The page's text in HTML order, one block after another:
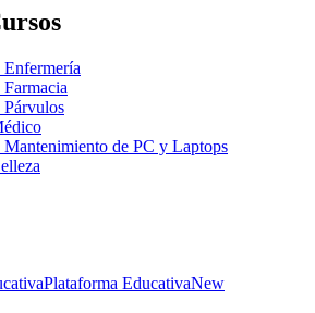
de PC y Laptops
Plataforma EducativaNew